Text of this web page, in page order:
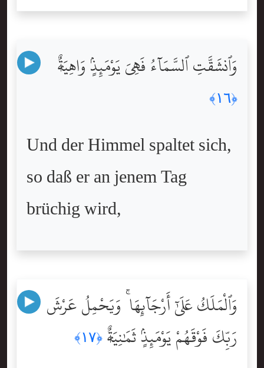
وَٱنشَقَّتِ ٱلسَّمَآءُ فَهِىَ يَوْمَئِذٍۢ وَاهِيَةٌۭ
﴿١٦﴾
Und der Himmel spaltet sich,
so daß er an jenem Tag
brüchig wird,
وَٱلْمَلَكُ عَلَىٰٓ أَرْجَآئِهَا ۚ وَيَحْمِلُ عَرْشَ
رَبِّكَ فَوْقَهُمْ يَوْمَئِذٍۢ ثَمَٰنِيَةٌۭ ﴿١٧﴾